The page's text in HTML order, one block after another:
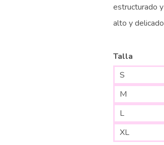
estructurado
alto y
Talla
S
M
L
XL